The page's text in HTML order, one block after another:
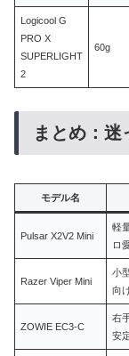
Logicool G
PRO X
SUPERLIGHT
2
60g
まとめ：迷
モデル名
Pulsar X2V2 Mini
軽
ロ
Razer Viper Mini
小
向
ZOWIE EC3-C
右
安